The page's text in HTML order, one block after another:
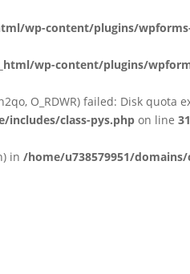
wp-content/plugins/
wp-content/plugins/
O_RDWR) failed: Disk quota
class-pys.php on line
in /home/u738579951/